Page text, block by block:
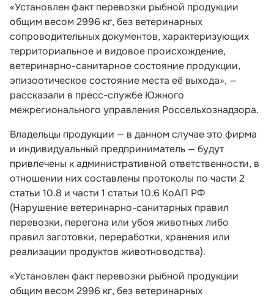
«Установлен факт перевозки рыбной продукции
общим весом 2996 кг, без ветеринарных
сопроводительных документов, характеризующих
территориальное и видовое происхождение,
ветеринарно-санитарное состояние продукции,
эпизоотическое состояние места её выхода», —
рассказали в пресс-службе Южного
межрегионального управления Россельхознадзора.
Владельцы продукции — в данном случае это фирма
и индивидуальный предприниматель — будут
привлечены к административной ответственности, в
отношении них составлены протоколы по части 2
статьи 10.8 и части 1 статьи 10.6 КоАП РФ
(Нарушение ветеринарно-санитарных правил
перевозки, перегона или убоя животных либо
правил заготовки, переработки, хранения или
реализации продуктов животноводства).
«Установлен факт перевозки рыбной продукции
общим весом 2996 кг, без ветеринарных